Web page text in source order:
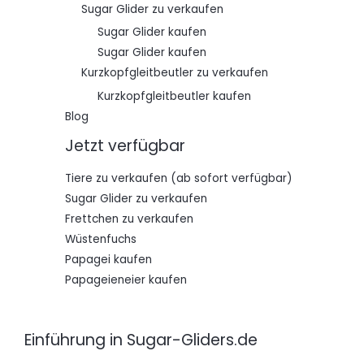
Sugar Glider zu verkaufen
Sugar Glider kaufen
Sugar Glider kaufen
Kurzkopfgleitbeutler zu verkaufen
Kurzkopfgleitbeutler kaufen
Blog
Jetzt verfügbar
Tiere zu verkaufen (ab sofort verfügbar)
Sugar Glider zu verkaufen
Frettchen zu verkaufen
Wüstenfuchs
Papagei kaufen
Papageieneier kaufen
Einführung in Sugar-Gliders.de